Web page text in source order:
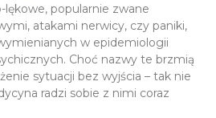
lękowe, popularnie zwane
atakami nerwicy, czy paniki,
w epidemiologii
Choć nazwy te brzmią
sytuacji bez wyjścia – tak nie
radzi sobie z nimi coraz